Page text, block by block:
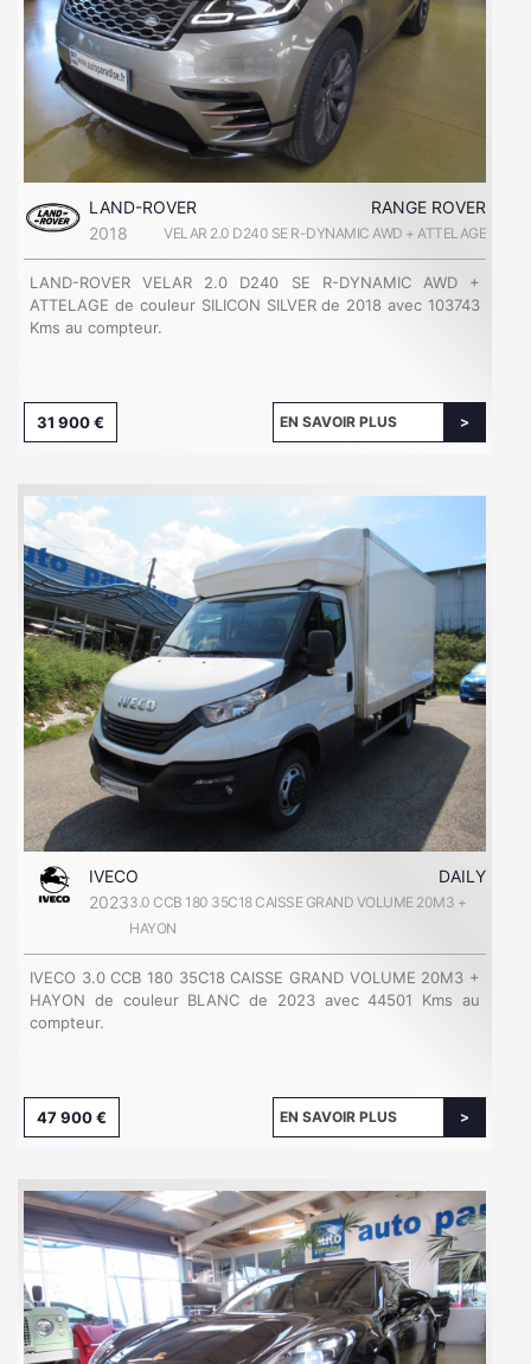
LAND-ROVER
RANGE ROVER
2018
VELAR 2.0 D240 SE R-DYNAMIC AWD + ATTELAGE
LAND-ROVER VELAR 2.0 D240 SE R-DYNAMIC AWD +
ATTELAGE de couleur SILICON SILVER de 2018 avec 103743
Kms au compteur.
31 900 € EN SAVOIR PLUS
IVECO
DAILY
20233.0 CCB 180 35C18 CAISSE GRAND VOLUME 20M3 +
HAYON
IVECO 3.0 CCB 180 35C18 CAISSE GRAND VOLUME 20M3 +
HAYON de couleur BLANC de 2023 avec 44501 Kms au
compteur.
47 900 € EN SAVOIR PLUS